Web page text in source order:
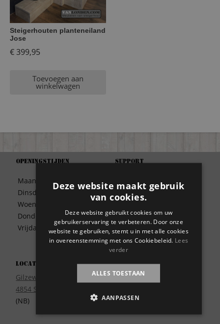
Steigerhouten planteneiland
Jose
€399,95
Toevoegen aan
winkelwagen
Openingstijden
Maandag
Dinsdag
Woensdag
Donderdag
Vrijdag
09:30 – 17:00
09:30 – 17:00
09:30 – 17:00
09:30 – 17:00
Locatie
Gilzeweg 17
4854 SE Bavel
(NB)
Support
Betaalwijze
Bezorgen
Contact
Disclaimer
Garantie
Meest gestelde vragen
Wie zijn wij?
Deze website maakt gebruik
van cookies.
Deze website gebruikt cookies om uw
gebruikerservaring te verbeteren. Door onze
website te gebruiken, stemt u in met alle cookies
in overeenstemming met ons Cookiebeleid. Lees
verder
ALLES TOESTAAN
AANPASSEN